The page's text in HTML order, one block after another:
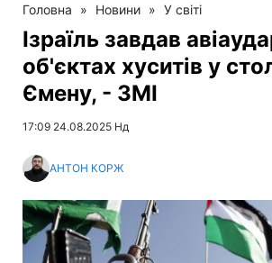
Головна » Новини » У світі
Ізраїль завдав
об'єктах хуситів у
Ємену, - ЗМІ
17:09 24.08.2025 Нд
АНТОН КОРЖ